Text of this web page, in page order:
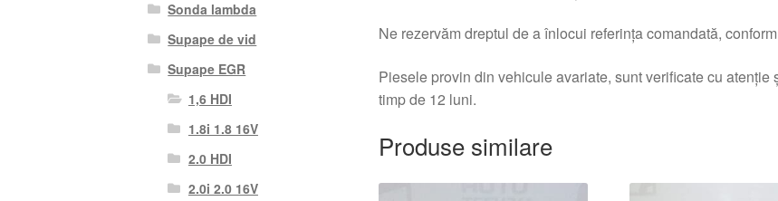
Ne rezervăm dreptul de a înlocui referința comandată,
Piesele provin din vehicule avariate, sunt verificate cu
timp de 12 luni.
Produse similare
Sonda lambda
Supape de vid
Supape EGR
1,6 HDI
1.8i 1.8 16V
2.0 HDI
2.0i 2.0 16V